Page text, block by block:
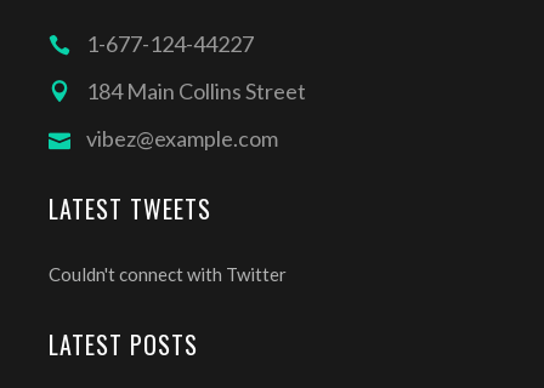
1-677-124-44227
184 Main Collins Street
vibez@example.com
LATEST TWEETS
Couldn't connect with Twitter
LATEST POSTS